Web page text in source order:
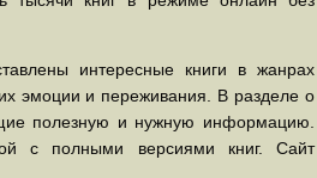
интересные книги в жанрах
эмоции и переживания. В разделе о
полезную и нужную информацию.
с полными версиями книг. Сайт